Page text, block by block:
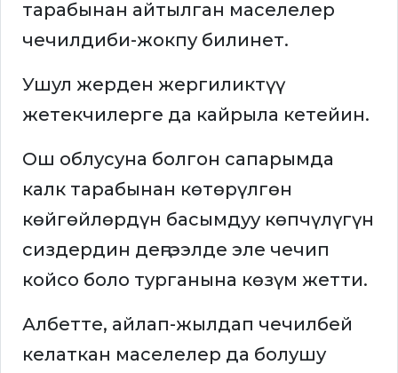
тарабынан айтылган маселелер
чечилдиби-жокпу билинет.
Ушул жерден жергиликтүү
жетекчилерге да кайрыла кетейин.
Ош облусуна болгон сапарымда
калк тарабынан көтөрүлгөн
көйгөйлөрдүн басымдуу көпчүлүгүн
сиздердин деңгээлде эле чечип
койсо боло турганына көзүм жетти.
Албетте, айлап-жылдап чечилбей
келаткан маселелер да болушу